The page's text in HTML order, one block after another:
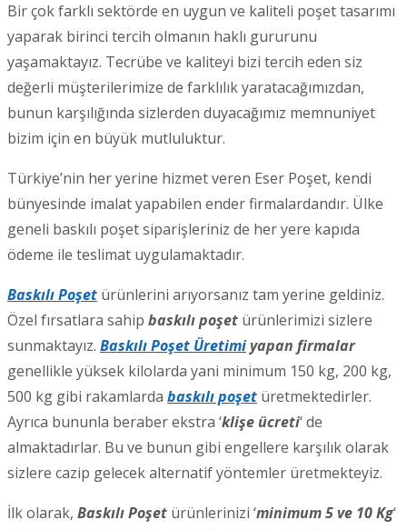
Bir çok farklı sektörde en uygun ve kaliteli poşet tasarımı
yaparak birinci tercih olmanın haklı gururunu
yaşamaktayız. Tecrübe ve kaliteyi bizi tercih eden siz
değerli müşterilerimize de farklılık yaratacağımızdan,
bunun karşılığında sizlerden duyacağımız memnuniyet
bizim için en büyük mutluluktur.
Türkiye’nin her yerine hizmet veren Eser Poşet, kendi
bünyesinde imalat yapabilen ender firmalardandır. Ülke
geneli baskılı poşet siparişleriniz de her yere kapıda
ödeme ile teslimat uygulamaktadır.
Baskılı Poşet ürünlerini arıyorsanız tam yerine geldiniz.
Özel fırsatlara sahip baskılı poşet ürünlerimizi sizlere
sunmaktayız. Baskılı Poşet Üretimi yapan firmalar
genellikle yüksek kilolarda yani minimum 150 kg, 200 kg,
500 kg gibi rakamlarda baskılı poşet üretmektedirler.
Ayrıca bununla beraber ekstra ‘klişe ücreti‘ de
almaktadırlar. Bu ve bunun gibi engellere karşılık olarak
sizlere cazip gelecek alternatif yöntemler üretmekteyiz.
İlk olarak, Baskılı Poşet ürünlerinizi ‘minimum 5 ve 10 Kg‘